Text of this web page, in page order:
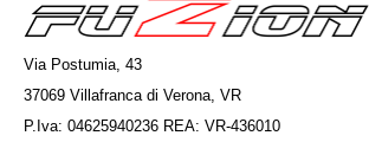
Via Postumia, 43
37069 Villafranca di Verona, VR
P.Iva: 04625940236 REA: VR-436010